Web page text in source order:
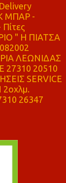
ΜΠΑΡ -
" Η ΠΙΑΤΣΑ
ΛΕΩΝΙΔΑΣ
27310 20510
SERVICE
26347